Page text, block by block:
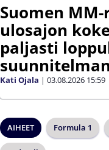
Suomen
ulosajon
paljasti
Kati Ojala | 03.08.2026 15:59
AIHEET Formula 1